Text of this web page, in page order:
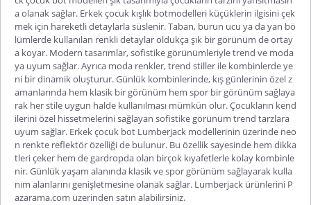
a olanak sağlar. Erkek çocuk kışlık botmodelleri küçüklerin ilgisini çek
mek için hareketli detaylarla süslenir. Taban, burun ucu ya da yan bö
lümlerde kullanılan renkli detaylar oldukça şık bir görünüm de ortay
a koyar. Modern tasarımlar, sofistike görünümleriyle trend ve moda
ya uyum sağlar. Ayrıca moda renkler, trend stiller ile kombinlerde ye
ni bir dinamik oluşturur. Günlük kombinlerinde, kış günlerinin özel z
amanlarında hem klasik bir görünüm hem spor bir görünüm sağlaya
rak her stile uygun halde kullanılması mümkün olur. Çocukların kend
ilerini özel hissetmelerini sağlayan sofistike görünüm trend tarzlara
uyum sağlar. Erkek çocuk bot Lumberjack modellerinin üzerinde neo
n renkte reflektör özelliği de bulunur. Bu özellik sayesinde hem dikka
tleri çeker hem de gardropda olan birçok kıyafetlerle kolay kombinle
nir. Günlük yaşam alanında klasik ve spor görünüm sağlayarak kulla
nım alanlarını genişletmesine olanak sağlar. Lumberjack ürünlerini P
azarama.com üzerinden satın alabilirsiniz.